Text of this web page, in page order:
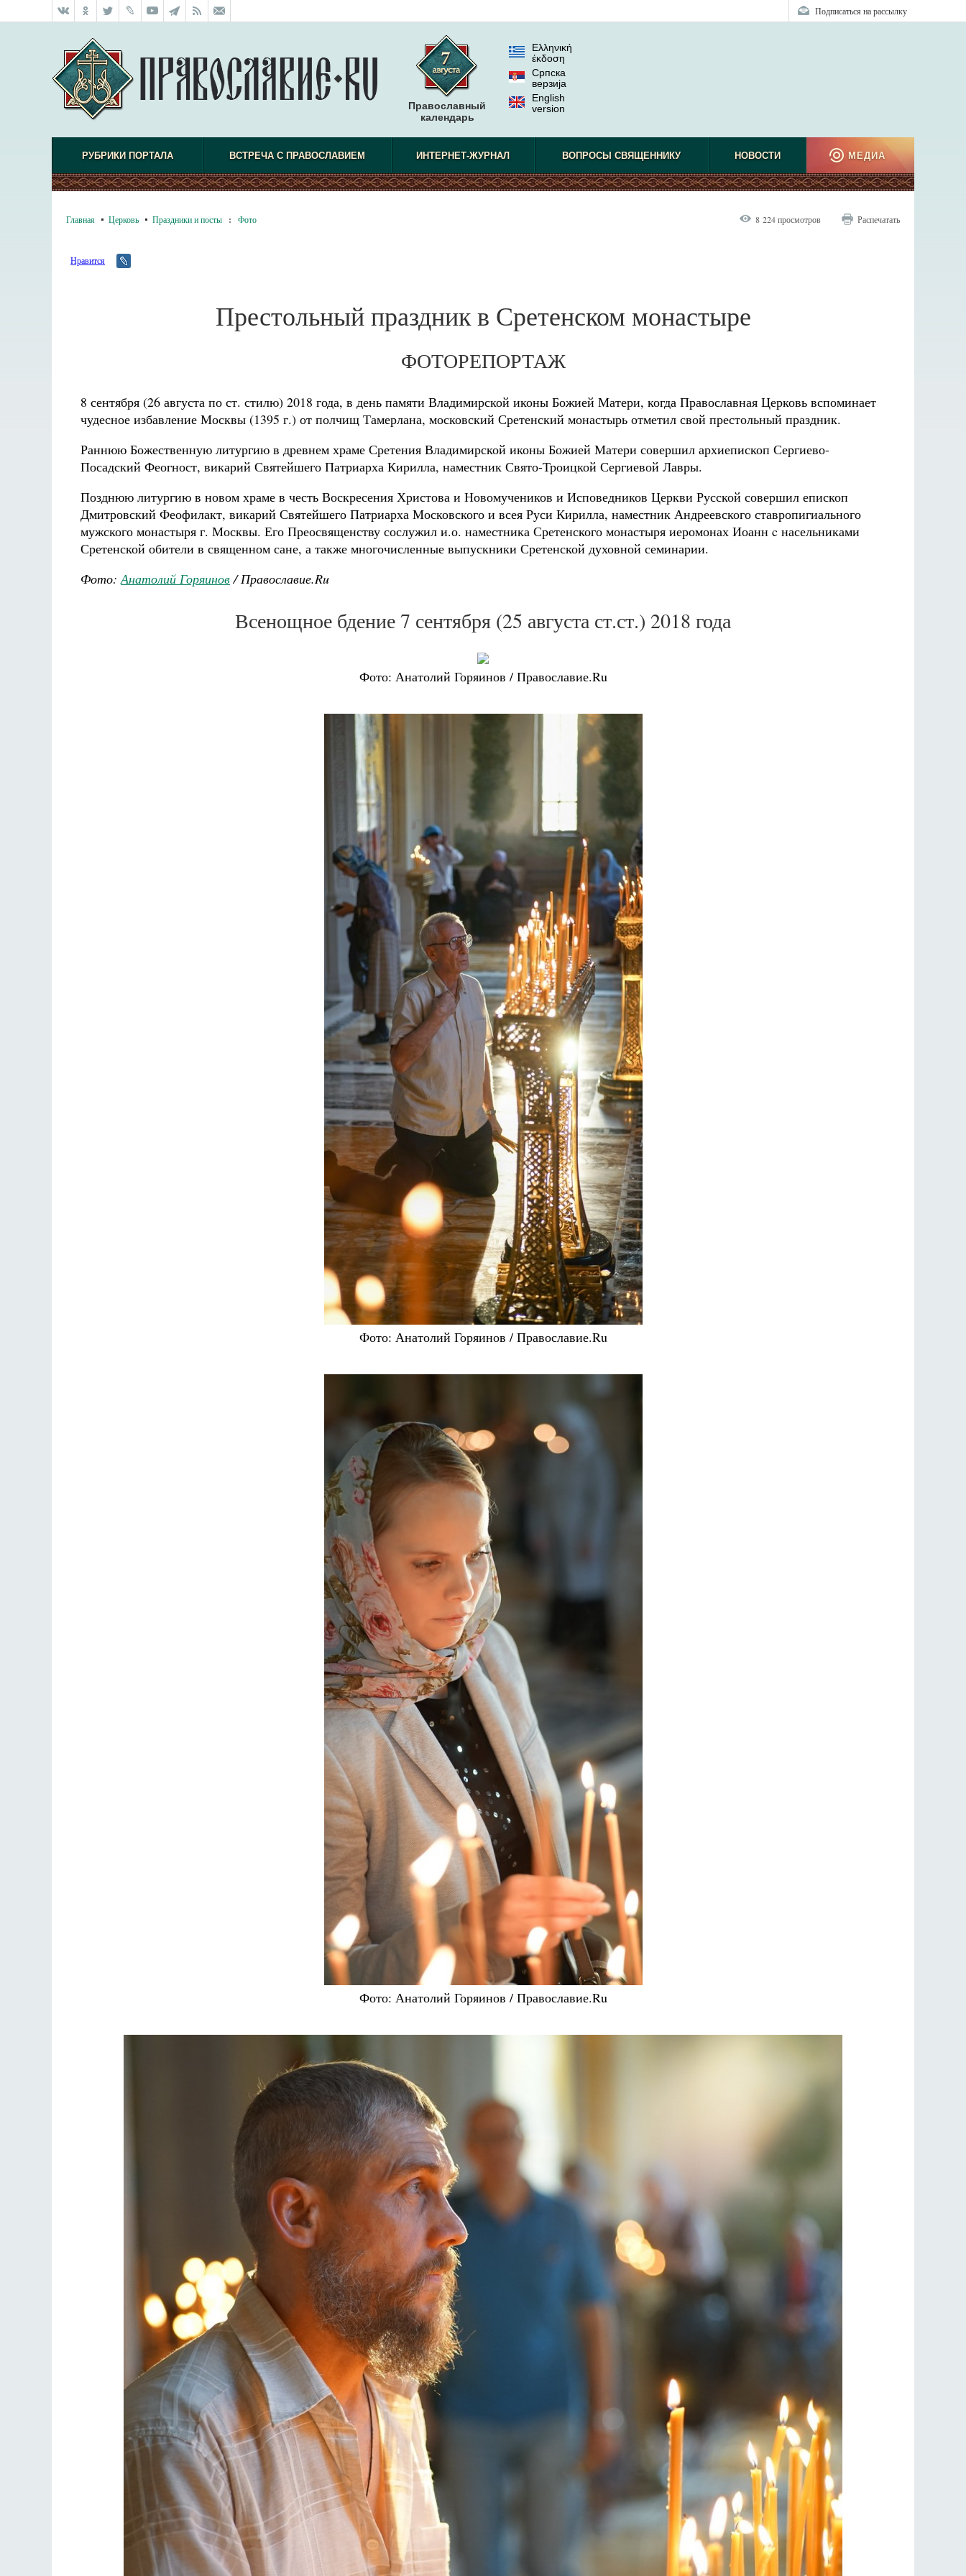
Подписаться на рассылку
Православный
календарь
Ελληνική
έκδοση
Српска
верзиjа
English
version
РУБРИКИ ПОРТАЛА ВСТРЕЧА С ПРАВОСЛАВИЕМ ИНТЕРНЕТ-ЖУРНАЛ ВОПРОСЫ СВЯЩЕННИКУ НОВОСТИ МЕДИА
Главная Церковь Праздники и посты : Фото 8 224 просмотров Распечатать
Нравится
Престольный праздник в Сретенском монастыре
ФОТОРЕПОРТАЖ
8 сентября (26 августа по ст. стилю) 2018 года, в день памяти Владимирской иконы Божией Матери, когда Православная Церковь вспоминает
чудесное избавление Москвы (1395 г.) от полчищ Тамерлана, московский Сретенский монастырь отметил свой престольный праздник.
Раннюю Божественную литургию в древнем храме Сретения Владимирской иконы Божией Матери совершил архиепископ Сергиево-
Посадский Феогност, викарий Святейшего Патриарха Кирилла, наместник Свято-Троицкой Сергиевой Лавры.
Позднюю литургию в новом храме в честь Воскресения Христова и Новомучеников и Исповедников Церкви Русской совершил епископ
Дмитровский Феофилакт, викарий Святейшего Патриарха Московского и всея Руси Кирилла, наместник Андреевского ставропигиального
мужского монастыря г. Москвы. Его Преосвященству сослужил и.о. наместника Сретенского монастыря иеромонах Иоанн c насельниками
Сретенской обители в священном сане, а также многочисленные выпускники Сретенской духовной семинарии.
Фото:Анатолий Горяинов/ Православие.Ru
Всенощное бдение 7 сентября (25 августа ст.ст.) 2018 года
Фото: Анатолий Горяинов / Православие.Ru
Фото: Анатолий Горяинов / Православие.Ru
Фото: Анатолий Горяинов / Православие.Ru